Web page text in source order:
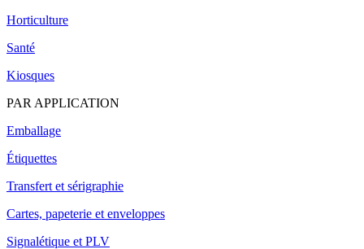
Horticulture
Santé
Kiosques
PAR APPLICATION
Emballage
Étiquettes
Transfert et sérigraphie
Cartes, papeterie et enveloppes
Signalétique et PLV